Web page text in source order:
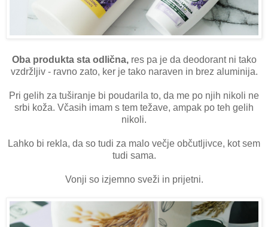
Oba produkta sta odlična, res pa je da deodorant ni tako
vzdržljiv - ravno zato, ker je tako naraven in brez aluminija.
Pri gelih za tuširanje bi poudarila to, da me po njih nikoli ne
srbi koža. Včasih imam s tem težave, ampak po teh gelih
nikoli.
Lahko bi rekla, da so tudi za malo večje občutljivce, kot sem
tudi sama.
Vonji so izjemno sveži in prijetni.